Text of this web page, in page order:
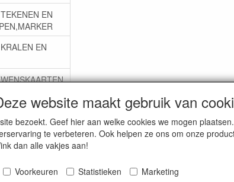
website maakt gebruik van
bezoekt. Geef hier aan welke cookies we mogen
te verbeteren. Ook helpen ze ons om onze
dan alle vakjes aan!
Voorkeuren Statistieken Marketing
EN
EN